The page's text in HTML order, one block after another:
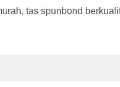
, tas spunbond